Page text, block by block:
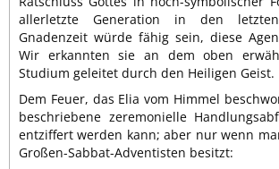
allerletzte Generation in den
Gnadenzeit würde fähig sein, diese
Wir erkannten sie an dem oben
Studium geleitet durch den Heiligen Geist.
Dem Feuer, das Elia vom Himmel
beschriebene zeremonielle
entziffert werden kann; aber nur wenn
Großen-Sabbat-Adventisten besitzt: